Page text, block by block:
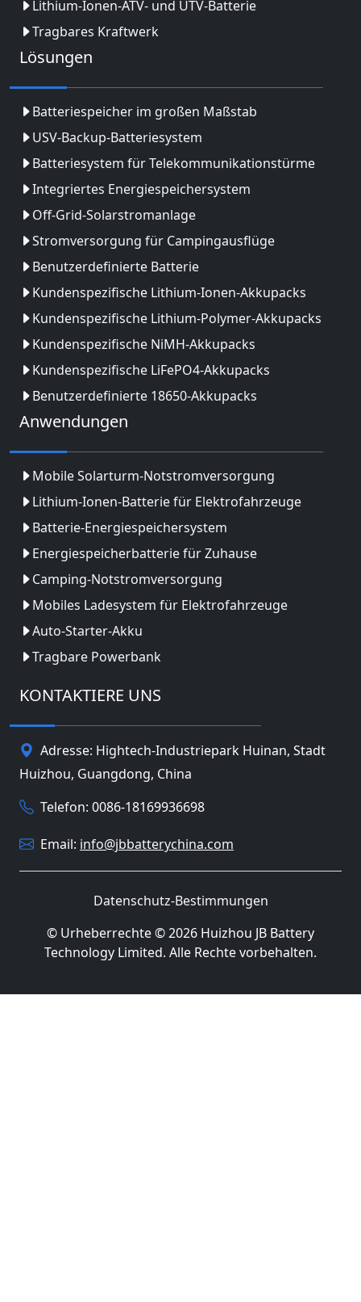
Lithium-Ionen-ATV- und UTV-Batterie
Tragbares Kraftwerk
Lösungen
Batteriespeicher im großen Maßstab
USV-Backup-Batteriesystem
Batteriesystem für Telekommunikationstürme
Integriertes Energiespeichersystem
Off-Grid-Solarstromanlage
Stromversorgung für Campingausflüge
Benutzerdefinierte Batterie
Kundenspezifische Lithium-Ionen-Akkupacks
Kundenspezifische Lithium-Polymer-Akkupacks
Kundenspezifische NiMH-Akkupacks
Kundenspezifische LiFePO4-Akkupacks
Benutzerdefinierte 18650-Akkupacks
Anwendungen
Mobile Solarturm-Notstromversorgung
Lithium-Ionen-Batterie für Elektrofahrzeuge
Batterie-Energiespeichersystem
Energiespeicherbatterie für Zuhause
Camping-Notstromversorgung
Mobiles Ladesystem für Elektrofahrzeuge
Auto-Starter-Akku
Tragbare Powerbank
KONTAKTIERE UNS
Adresse: Hightech-Industriepark Huinan, Stadt
Huizhou, Guangdong, China
Telefon: 0086-18169936698
Email: info@jbbatterychina.com
Datenschutz-Bestimmungen
© Urheberrechte © 2026 Huizhou JB Battery
Technology Limited. Alle Rechte vorbehalten.